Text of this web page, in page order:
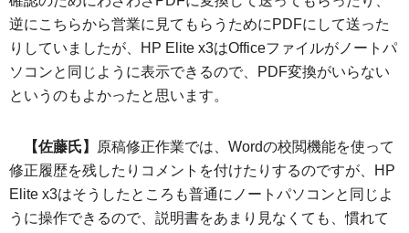
逆にこちらから営業に見てもらうためにPDFにして送った
りしていましたが、HP Elite x3はOfficeファイルがノートパ
ソコンと同じように表示できるので、PDF変換がいらない
というのもよかったと思います。
【佐藤氏】
原稿修正作業では、Wordの校閲機能を使って
修正履歴を残したりコメントを付けたりするのですが、HP
Elite x3はそうしたところも普通にノートパソコンと同じよ
うに操作できるので、説明書をあまり見なくても、慣れて